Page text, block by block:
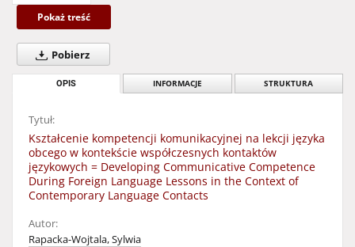
Pokaż treść
Pobierz
OPIS INFORMACJE STRUKTURA
Tytuł:
Kształcenie kompetencji komunikacyjnej na lekcji języka
obcego w kontekście współczesnych kontaktów
językowych = Developing Communicative Competence
During Foreign Language Lessons in the Context of
Contemporary Language Contacts
Autor:
Rapacka-Wojtala, Sylwia